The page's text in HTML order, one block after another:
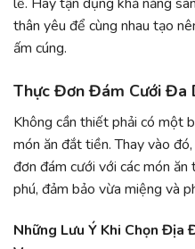
thân yêu để cùng nhau tạo
ấm cúng.
Thực Đơn Đám Cưới Đa
Không cần thiết phải có một
món ăn đắt tiền. Thay vào
đơn đám cưới với các món
phú, đảm bảo vừa miệng và
Những Lưu Ý Khi Chọn Địa